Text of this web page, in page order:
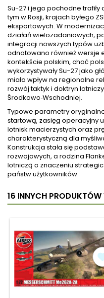
Su-27 i jego pochodne trafiły
tym w Rosji, krajach byłego
eksportowych. W
działań wielozadaniowych,
integracji nowszych typów
odnotowano również wersje
kontekście polskim, choć
wykorzystywały Su-27 jako
miała wpływ na regionalne
rozwój taktyk i doktryn
Środkowo‑Wschodniej.
Typowe parametry
startową, zasięg operacyjny
lotnisk macierzystych oraz
charakterystyczną dla
Konstrukcja stała się
rozwojowych, a rodzina
lotniczą o znaczeniu
państw użytkowników.
16 INNYCH